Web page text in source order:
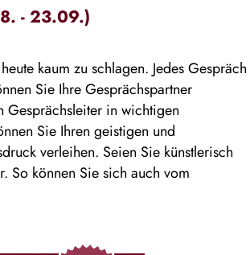
- 23.09.)
kaum zu schlagen. Jedes Gespräch
Sie Ihre Gesprächspartner
Gesprächsleiter in wichtigen
Sie Ihren geistigen und
verleihen. Seien Sie künstlerisch
So können Sie sich auch vom